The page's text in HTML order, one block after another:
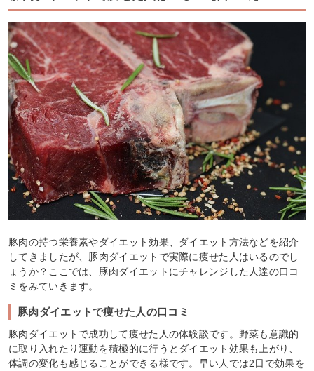
豚肉の持つ栄養素やダイエット効果、ダイエット方法などを紹介
してきましたが、豚肉ダイエットで実際に痩せた人はいるのでし
ょうか？ここでは、豚肉ダイエットにチャレンジした人達の口コ
ミをみていきます。
豚肉ダイエットで痩せた人の口コミ
豚肉ダイエットで成功して痩せた人の体験談です。野菜も意識的
に取り入れたり運動を積極的に行うとダイエット効果も上がり、
体調の変化も感じることができる様です。早い人では2日で効果を